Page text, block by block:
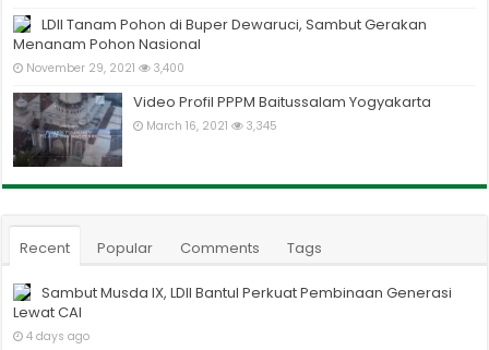
LDII Tanam Pohon di Buper Dewaruci, Sambut Gerakan
Menanam Pohon Nasional
November 29, 2021 3,400
Video Profil PPPM Baitussalam Yogyakarta
March 16, 2021 3,345
Recent Popular Comments Tags
Sambut Musda IX, LDII Bantul Perkuat Pembinaan Generasi
Lewat CAI
4 days ago